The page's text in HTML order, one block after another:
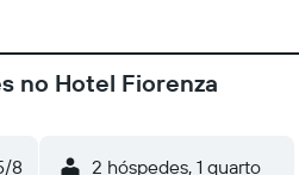
e você tem descontos em
está a 30 km de distância.
no Hotel Fiorenza
8 2 hóspedes, 1 quarto